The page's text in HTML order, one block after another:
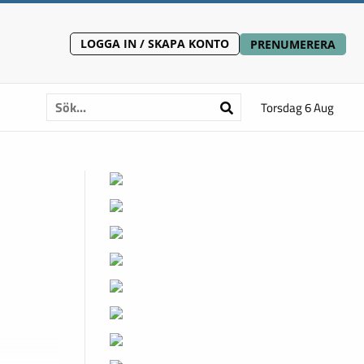
LOGGA IN / SKAPA KONTO PRENUMERERA
Torsdag 6 Aug